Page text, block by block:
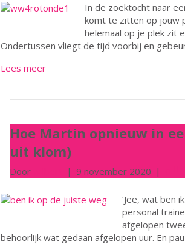
In de zoektocht naar
komt te zitten op jouw
helemaal op je plek zit
Ondertussen vliegt de tijd voorbij en
Lees meer
Hoe Martin opnieuw in
uit klom)
Door | 9 november 2020 |
‘Jee, wat ben
personal
afgelopen
behoorlijk wat gedaan afgelopen uur. En